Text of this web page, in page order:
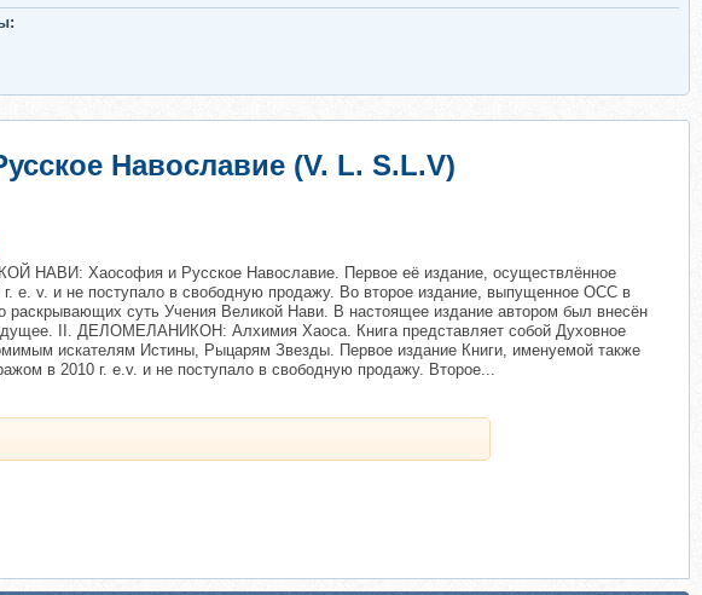
Навославие (V. L. S.L.V)
НАВИ: Хаософия и Русское Навославие. Первое её издание, осуществлённое
v. и не поступало в свободную продажу. Во второе издание, выпущенное ОСС в
раскрывающих суть Учения Великой Нави. В настоящее издание автором был внесён
II. ДЕЛОМЕЛАНИКОН: Алхимия Хаоса. Книга представляет собой Духовное
искателям Истины, Рыцарям Звезды. Первое издание Книги, именуемой также
в 2010 г. e.v. и не поступало в свободную продажу. Второе...